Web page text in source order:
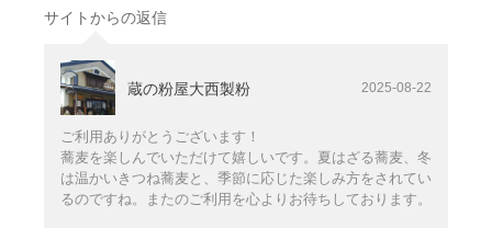
サイトからの返信
蔵の粉屋大西製粉 2025-08-22
ご利用ありがとうございます！
蕎麦を楽しんでいただけて嬉しいです。夏はざる蕎麦、冬
は温かいきつね蕎麦と、季節に応じた楽しみ方をされてい
るのですね。またのご利用を心よりお待ちしております。